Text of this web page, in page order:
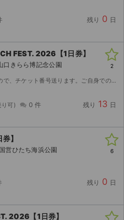
残り 0 日
FEST. 2026【1日券】
きらら博記念公園
ット番号送ります。ご自身での発券となります。
0 件 残り 13 日
2
】
ひたち海浜公園
残り 0 日
6
2026【1日券】